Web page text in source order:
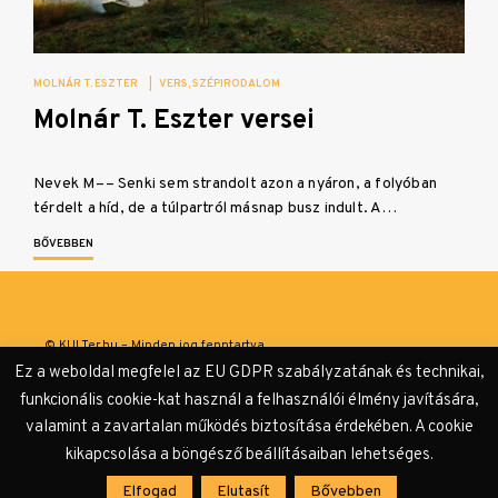
MOLNÁR T. ESZTER VERS SZÉPIRODALOM
Molnár T. Eszter versei
Nevek M–– Senki sem strandolt azon a nyáron, a folyóban
térdelt a híd, de a túlpartról másnap busz indult. A…
BŐVEBBEN
© KULTer.hu – Minden jog fenntartva
Adatvédelmi tájékoztató
Ez a weboldal megfelel az EU GDPR szabályzatának és technikai,
funkcionális cookie-kat használ a felhasználói élmény javítására,
valamint a zavartalan működés biztosítása érdekében. A cookie
kikapcsolása a böngésző beállításaiban lehetséges.
Elfogad Elutasít Bővebben